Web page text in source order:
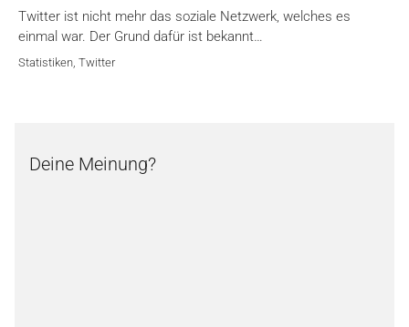
Twitter ist nicht mehr das soziale Netzwerk, welches es
einmal war. Der Grund dafür ist bekannt…
Statistiken, Twitter
Deine Meinung?